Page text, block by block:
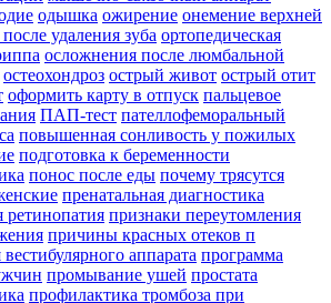
одышка ожирение онемение верхней
удаления зуба ортопедическая
осложнения после люмбальной
остеохондроз острый живот острый отит
оформить карту в отпуск пальцевое
ПАП-тест пателлофеморальный
повышенная сонливость у пожилых
подготовка к беременности
понос после еды почему трясутся
пренатальная диагностика
ретинопатия признаки переутомления
причины красных отеков п
аппарата программа
промывание ушей простата
профилактика тромбоза при